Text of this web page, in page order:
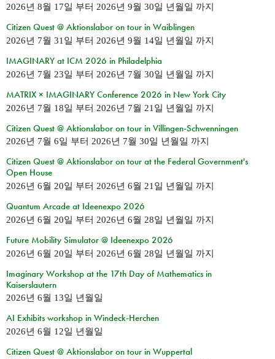
2026년 8월 17일 부터 2026년 9월 30일 년월일 까지
Citizen Quest @ Aktionslabor on tour in Waiblingen
2026년 7월 31일 부터 2026년 9월 14일 년월일 까지
IMAGINARY at ICM 2026 in Philadelphia
2026년 7월 23일 부터 2026년 7월 30일 년월일 까지
MATRIX × IMAGINARY Conference 2026 in New York City
2026년 7월 18일 부터 2026년 7월 21일 년월일 까지
Citizen Quest @ Aktionslabor on tour in Villingen-Schwenningen
2026년 7월 6일 부터 2026년 7월 30일 년월일 까지
Citizen Quest @ Aktionslabor on tour at the Federal Government's
Open House
2026년 6월 20일 부터 2026년 6월 21일 년월일 까지
Quantum Arcade at Ideenexpo 2026
2026년 6월 20일 부터 2026년 6월 28일 년월일 까지
Future Mobility Simulator @ Ideenexpo 2026
2026년 6월 20일 부터 2026년 6월 28일 년월일 까지
Imaginary Workshop at the 17th Day of Mathematics in
Kaiserslautern
2026년 6월 13일 년월일
AI Exhibits workshop in Windeck-Herchen
2026년 6월 12일 년월일
Citizen Quest @ Aktionslabor on tour in Wuppertal